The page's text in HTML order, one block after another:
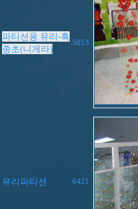
파티션용 유리-흑
종초(니게라)
5853
유리파티션 6421